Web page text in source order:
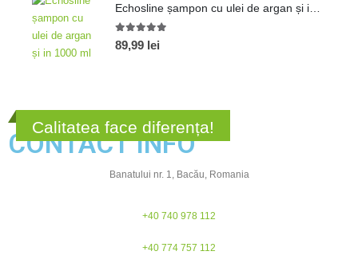
5.00out of 5
89,99 lei
Calitatea face diferența!
CONTACT INFO
Banatului nr. 1, Bacău, Romania
+40 740 978 112
+40 774 757 112